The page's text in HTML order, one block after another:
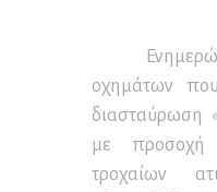
οχημάτων
διασταύρωση
με
τροχαίων